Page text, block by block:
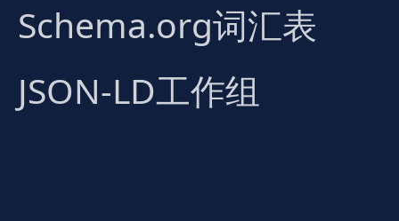
Schema.org词汇表
JSON-LD工作组